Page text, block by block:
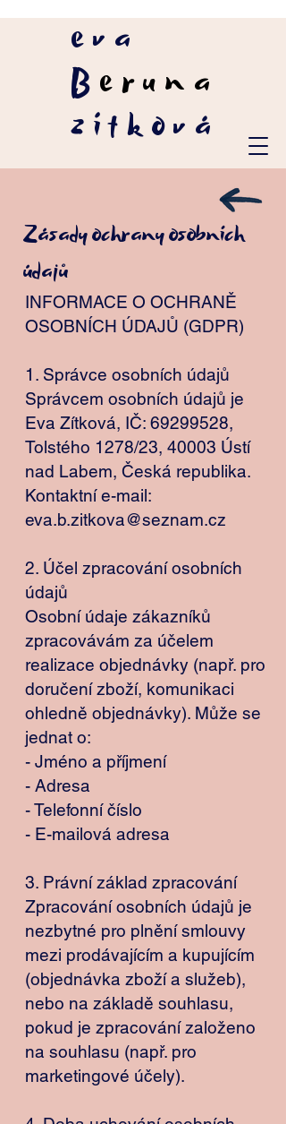
eva
B eruna
zítková
Zásady ochrany osobních
údajů
INFORMACE O OCHRANĚ
OSOBNÍCH ÚDAJŮ (GDPR)
1. Správce osobních údajů
Správcem osobních údajů je
Eva Zítková, IČ: 69299528,
Tolstého 1278/23, 40003 Ústí
nad Labem, Česká republika.
Kontaktní e-mail:
eva.b.zitkova@seznam.cz
2. Účel zpracování osobních
údajů
Osobní údaje zákazníků
zpracovávám za účelem
realizace objednávky (např. pro
doručení zboží, komunikaci
ohledně objednávky). Může se
jednat o:
- Jméno a příjmení
- Adresa
- Telefonní číslo
- E-mailová adresa
3. Právní základ zpracování
Zpracování osobních údajů je
nezbytné pro plnění smlouvy
mezi prodávajícím a kupujícím
(objednávka zboží a služeb),
nebo na základě souhlasu,
pokud je zpracování založeno
na souhlasu (např. pro
marketingové účely).